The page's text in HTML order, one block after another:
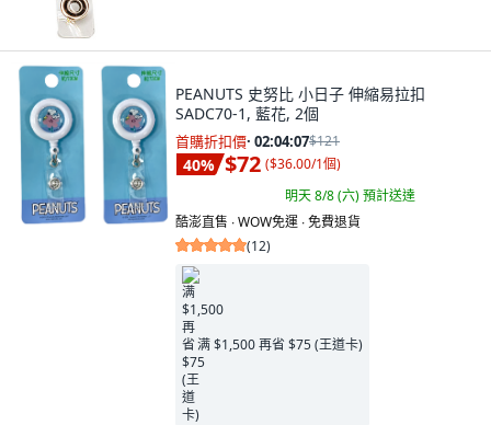
PEANUTS 史努比 小日子 伸縮易拉扣
SADC70-1, 藍花, 2個
首購折扣價· 02:04:05$121
40% $72 ($36.00/1個)
明天 8/8 (六)預計送達
酷澎直售 ∙ WOW免運 ∙ 免費退貨
(12)
满 $1,500 再省 $75 (王道卡)